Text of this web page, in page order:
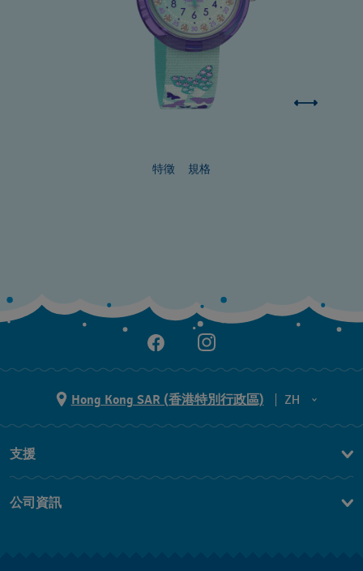
特徵 規格
Hong Kong SAR (香港特別行政區)
ZH
ZH
支援
常見問題
公司資訊